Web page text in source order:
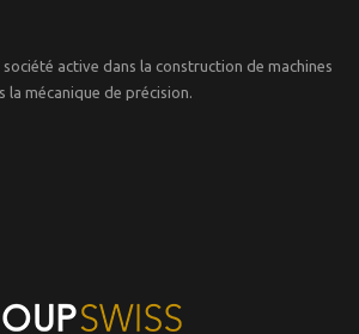
active dans la construction de machines
la mécanique de précision.